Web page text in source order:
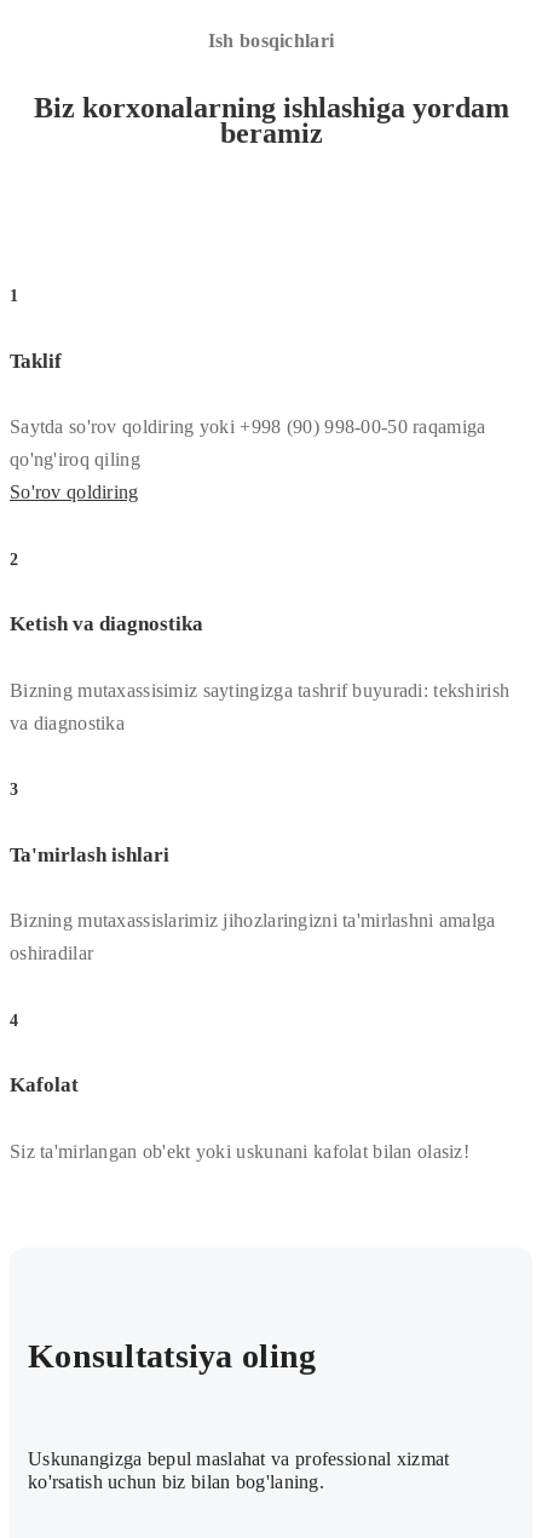
Ish bosqichlari
Biz korxonalarning ishlashiga yordam
beramiz
1
Taklif
Saytda so'rov qoldiring yoki +998 (90) 998-00-50 raqamiga
qo'ng'iroq qiling
So'rov qoldiring
2
Ketish va diagnostika
Bizning mutaxassisimiz saytingizga tashrif buyuradi: tekshirish
va diagnostika
3
Ta'mirlash ishlari
Bizning mutaxassislarimiz jihozlaringizni ta'mirlashni amalga
oshiradilar
4
Kafolat
Siz ta'mirlangan ob'ekt yoki uskunani kafolat bilan olasiz!
Konsultatsiya oling
Uskunangizga bepul maslahat va professional xizmat
ko'rsatish uchun biz bilan bog'laning.